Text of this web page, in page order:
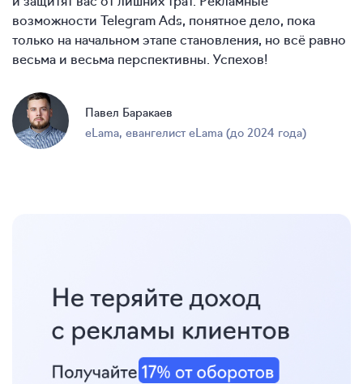
возможности Telegram Ads, понятное дело, пока
только на начальном этапе становления, но всё равно
весьма и весьма перспективны. Успехов!
Павел Баракаев
eLama, евангелист eLama (до 2024 года)